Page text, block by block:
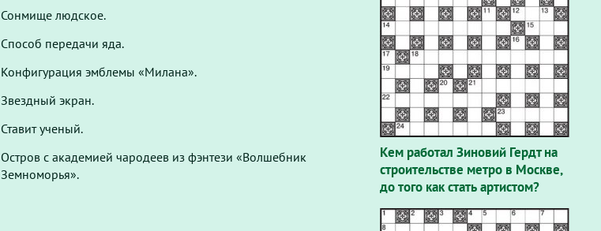
Сонмище людское.
Способ передачи яда.
Конфигурация эмблемы «Милана».
Звездный экран.
Ставит ученый.
Остров с академией чародеев из фэнтези «Волшебник
Земноморья».
Кем работал Зиновий Гердт на
строительстве метро в Москве,
до того как стать артистом?